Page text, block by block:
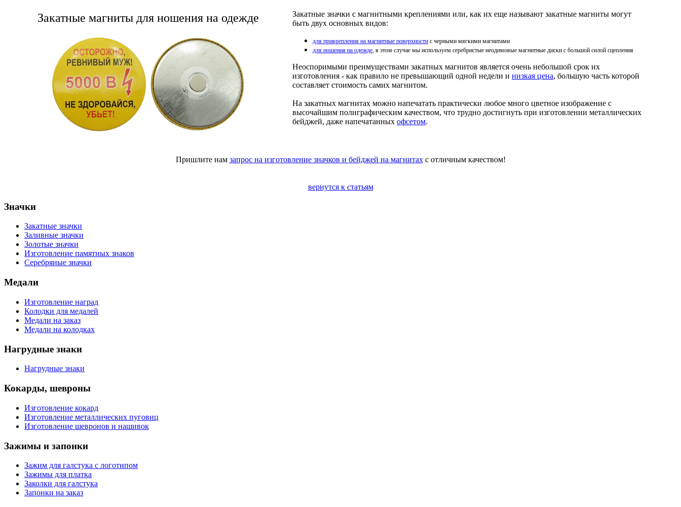
Закатные магниты для ношения на одежде
Закатные значки с магнитными креплениями или, как их еще называют закатные магниты могут
быть двух основных видов:
для прикрепления на магнитные поверхности с черными мягкими магнитами
для ношения на одежде, в этом случае мы используем серебристые неодимовые магнитные диски с большой силой сцепления
Неоспоримыми преимуществами закатных магнитов является очень небольшой срок их
изготовления - как правило не превышающий одной недели и низкая цена, большую часть которой
составляет стоимость самих магнитом.
На закатных магнитах можно напечатать практически любое много цветное изображение с
высочайшим полиграфическим качеством, что трудно достигнуть при изготовлении металлических
бейджей, даже напечатанных офсетом.
Пришлите нам запрос на изготовление значков и бейджей на магнитахс отличным качеством!
вернутся к статьям
Значки
Закатные значки
Заливные значки
Золотые значки
Изготовление памятных знаков
Серебряные значки
Медали
Изготовление наград
Колодки для медалей
Медали на заказ
Медали на колодках
Нагрудные знаки
Нагрудные знаки
Кокарды, шевроны
Изготовление кокард
Изготовление металлических пуговиц
Изготовление шевронов и нашивок
Зажимы и запонки
Зажим для галстука с логотипом
Зажимы для платка
Заколки для галстука
Запонки на заказ